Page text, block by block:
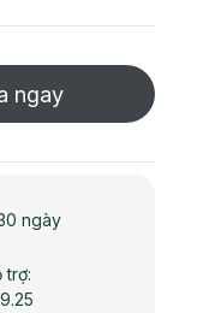
ngay
ngày
trợ: